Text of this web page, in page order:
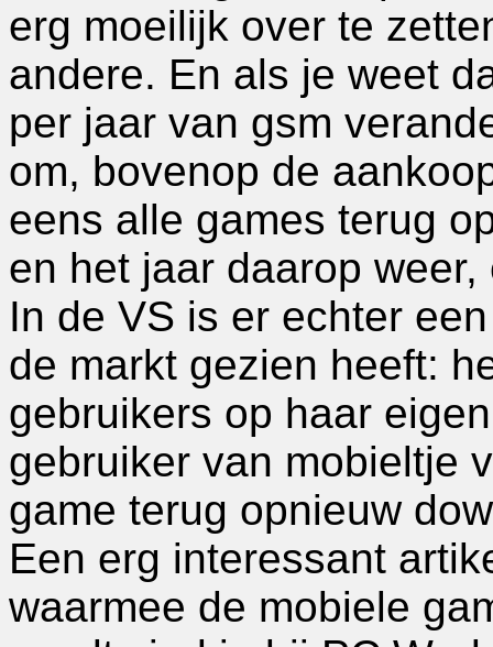
erg moeilijk over te
andere. En als je weet
per jaar van gsm
om, bovenop de
eens alle games terug
en het jaar daarop
In de VS is er echter
de markt gezien heeft:
gebruikers op haar
gebruiker van mobieltje
game terug opnieuw
Een erg interessant
waarmee de mobiele